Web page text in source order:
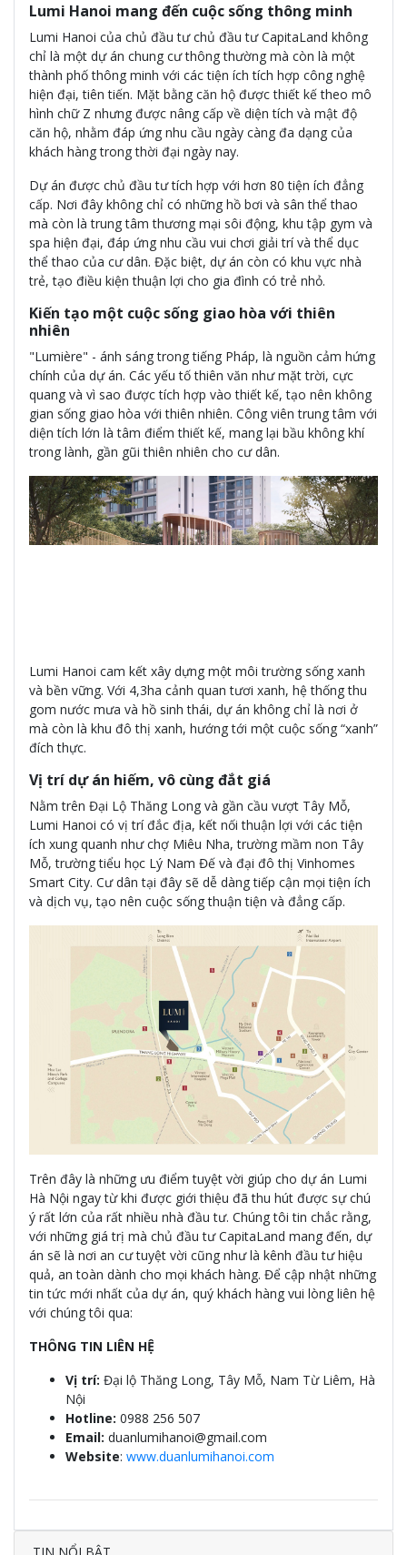
Lumi Hanoi mang đến cuộc sống thông minh
Lumi Hanoi của chủ đầu tư chủ đầu tư CapitaLand không
chỉ là một dự án chung cư thông thường mà còn là một
thành phố thông minh với các tiện ích tích hợp công nghệ
hiện đại, tiên tiến. Mặt bằng căn hộ được thiết kế theo mô
hình chữ Z nhưng được nâng cấp về diện tích và mật độ
căn hộ, nhằm đáp ứng nhu cầu ngày càng đa dạng của
khách hàng trong thời đại ngày nay.
Dự án được chủ đầu tư tích hợp với hơn 80 tiện ích đẳng
cấp. Nơi đây không chỉ có những hồ bơi và sân thể thao
mà còn là trung tâm thương mại sôi động, khu tập gym và
spa hiện đại, đáp ứng nhu cầu vui chơi giải trí và thể dục
thể thao của cư dân. Đặc biệt, dự án còn có khu vực nhà
trẻ, tạo điều kiện thuận lợi cho gia đình có trẻ nhỏ.
Kiến tạo một cuộc sống giao hòa với thiên
nhiên
"Lumière" - ánh sáng trong tiếng Pháp, là nguồn cảm hứng
chính của dự án. Các yếu tố thiên văn như mặt trời, cực
quang và vì sao được tích hợp vào thiết kế, tạo nên không
gian sống giao hòa với thiên nhiên. Công viên trung tâm với
diện tích lớn là tâm điểm thiết kế, mang lại bầu không khí
trong lành, gần gũi thiên nhiên cho cư dân.
Lumi Hanoi cam kết xây dựng một môi trường sống xanh
và bền vững. Với 4,3ha cảnh quan tươi xanh, hệ thống thu
gom nước mưa và hồ sinh thái, dự án không chỉ là nơi ở
mà còn là khu đô thị xanh, hướng tới một cuộc sống “xanh”
đích thực.
Vị trí dự án hiếm, vô cùng đắt giá
Nằm trên Đại Lộ Thăng Long và gần cầu vượt Tây Mỗ,
Lumi Hanoi có vị trí đắc địa, kết nối thuận lợi với các tiện
ích xung quanh như chợ Miêu Nha, trường mầm non Tây
Mỗ, trường tiểu học Lý Nam Đế và đại đô thị Vinhomes
Smart City. Cư dân tại đây sẽ dễ dàng tiếp cận mọi tiện ích
và dịch vụ, tạo nên cuộc sống thuận tiện và đẳng cấp.
Trên đây là những ưu điểm tuyệt vời giúp cho dự án Lumi
Hà Nội ngay từ khi được giới thiệu đã thu hút được sự chú
ý rất lớn của rất nhiều nhà đầu tư. Chúng tôi tin chắc rằng,
với những giá trị mà chủ đầu tư CapitaLand mang đến, dự
án sẽ là nơi an cư tuyệt vời cũng như là kênh đầu tư hiệu
quả, an toàn dành cho mọi khách hàng. Để cập nhật những
tin tức mới nhất của dự án, quý khách hàng vui lòng liên hệ
với chúng tôi qua:
THÔNG TIN LIÊN HỆ
Vị trí: Đại lộ Thăng Long, Tây Mỗ, Nam Từ Liêm, Hà
Nội
Hotline: 0988 256 507
Email: duanlumihanoi@gmail.com
Website: www.duanlumihanoi.com
TIN NỔI BẬT